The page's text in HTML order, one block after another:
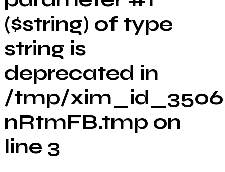
($string) of type
string is
deprecated in
/tmp/
nRtmFB.tmp on
line 3